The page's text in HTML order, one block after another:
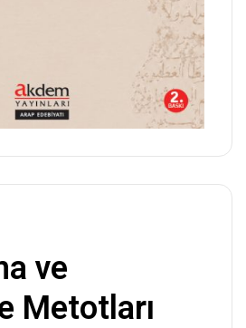
ve
Metotları